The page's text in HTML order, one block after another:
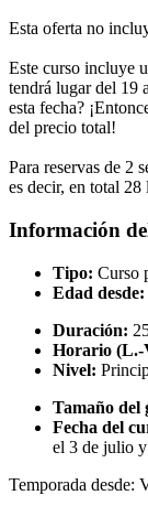
Esta oferta no
Este curso incluye
tendrá lugar del 19
esta fecha?
del precio total!
Para reservas de 2
es decir, en total
Información
Tipo: Curso
Edad desde:
Duración:
Horario (L.-
Nivel:
Tamaño del
Fecha del
el 3 de julio
Temporada desde: